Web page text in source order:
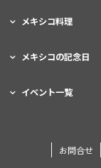
メキシコ料理
メキシコの記念日
イベント一覧
お問合せ